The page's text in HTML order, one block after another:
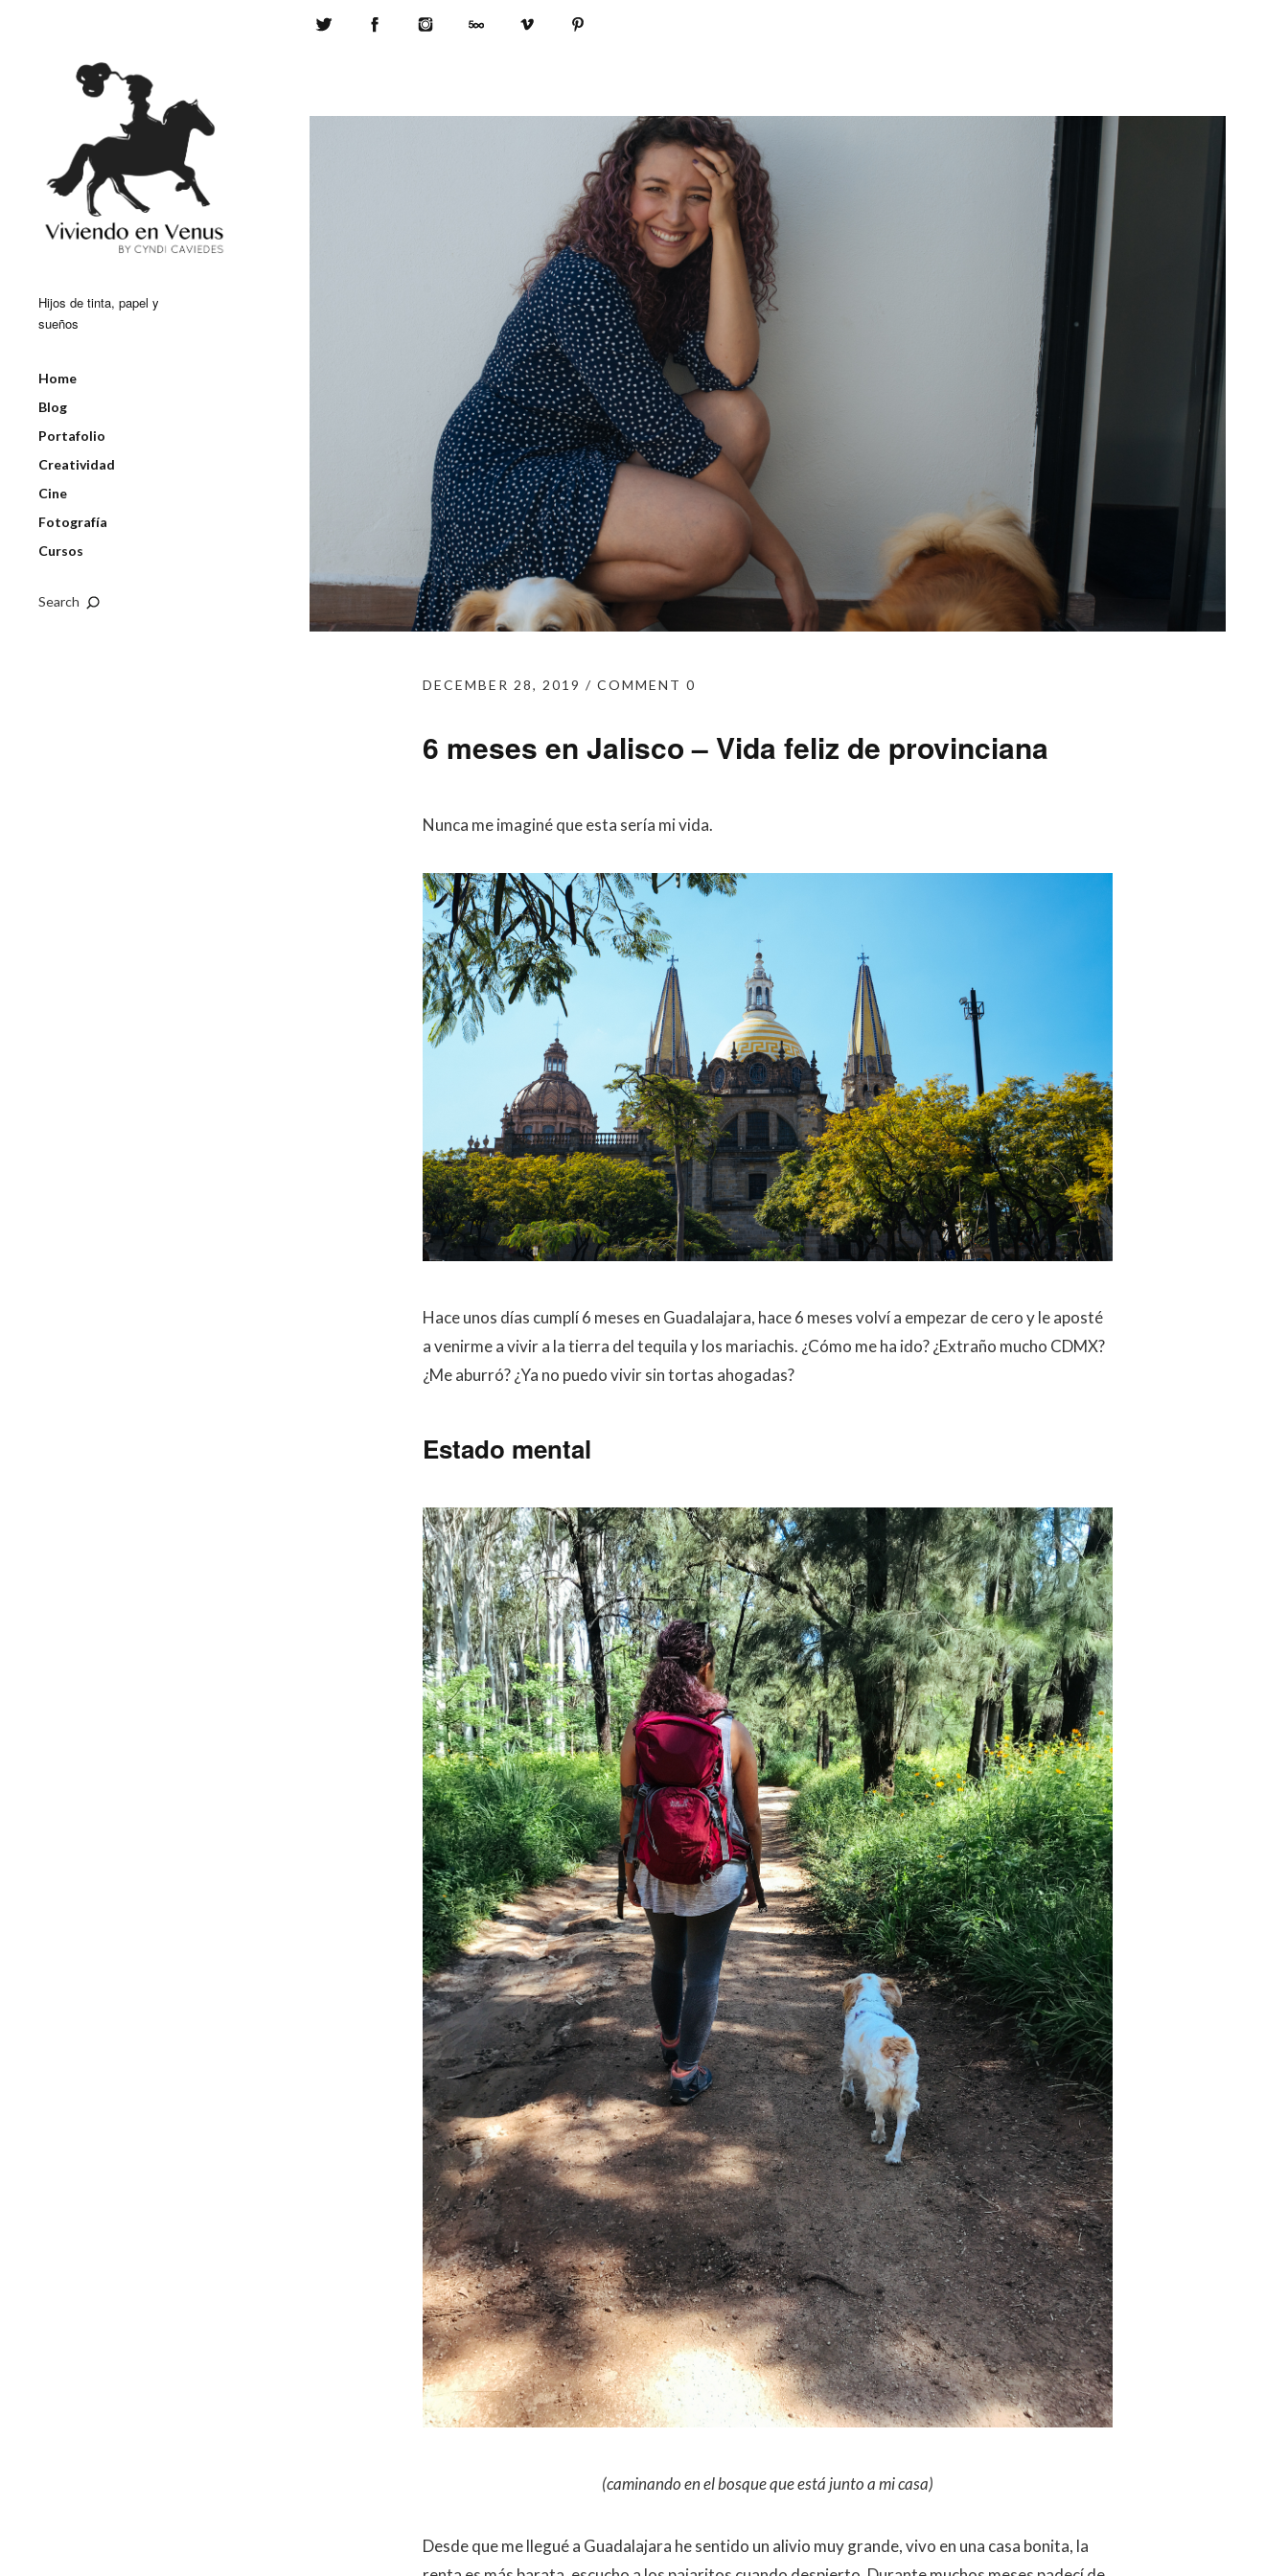
Hijos de tinta, papel y
sueños
Home
Blog
Portafolio
Creatividad
Cine
Fotografía
Cursos
Search
DECEMBER 28, 2019 COMMENT 0
6 meses en Jalisco – Vida feliz de provinciana
Nunca me imaginé que esta sería mi vida.
Hace unos días cumplí 6 meses en Guadalajara, hace 6 meses volví a empezar de cero y le aposté
a venirme a vivir a la tierra del tequila y los mariachis. ¿Cómo me ha ido? ¿Extraño mucho CDMX?
¿Me aburró? ¿Ya no puedo vivir sin tortas ahogadas?
Estado mental
(caminando en el bosque que está junto a mi casa)
Desde que me llegué a Guadalajara he sentido un alivio muy grande, vivo en una casa bonita, la